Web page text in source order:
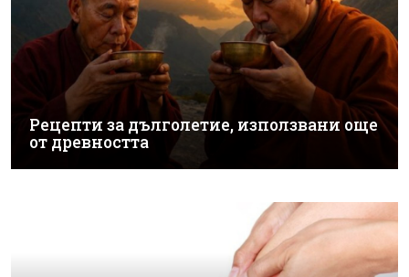
Рецепти за дълголетие, използвани още
от древността